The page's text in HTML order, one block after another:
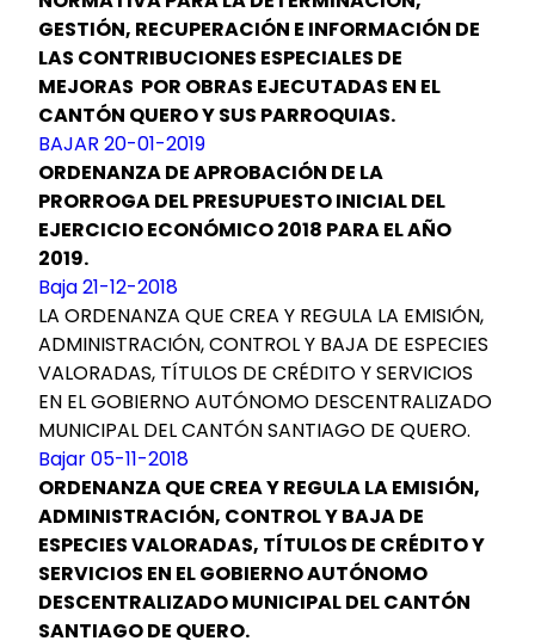
GESTIÓN, RECUPERACIÓN E INFORMACIÓN DE
LAS CONTRIBUCIONES ESPECIALES DE
MEJORAS POR OBRAS EJECUTADAS EN EL
CANTÓN QUERO Y SUS PARROQUIAS.
BAJAR 20-01-2019
ORDENANZA DE APROBACIÓN DE LA
PRORROGA DEL PRESUPUESTO INICIAL DEL
EJERCICIO ECONÓMICO 2018 PARA EL AÑO
2019.
Baja 21-12-2018
LA ORDENANZA QUE CREA Y REGULA LA EMISIÓN,
ADMINISTRACIÓN, CONTROL Y BAJA DE ESPECIES
VALORADAS, TÍTULOS DE CRÉDITO Y SERVICIOS
EN EL GOBIERNO AUTÓNOMO DESCENTRALIZADO
MUNICIPAL DEL CANTÓN SANTIAGO DE QUERO.
Bajar 05-11-2018
ORDENANZA QUE CREA Y REGULA LA EMISIÓN,
ADMINISTRACIÓN, CONTROL Y BAJA DE
ESPECIES VALORADAS, TÍTULOS DE CRÉDITO Y
SERVICIOS EN EL GOBIERNO AUTÓNOMO
DESCENTRALIZADO MUNICIPAL DEL CANTÓN
SANTIAGO DE QUERO.